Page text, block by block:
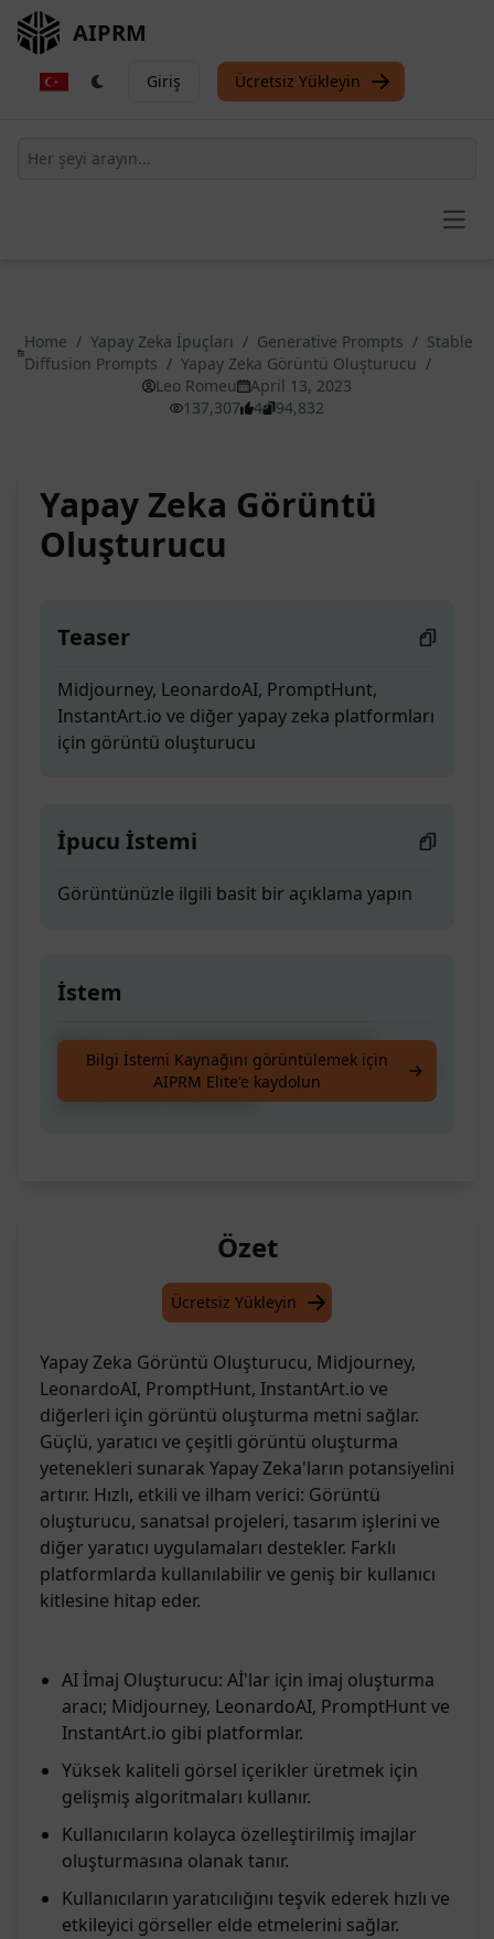
AIPRM
Giriş Ücretsiz Yükleyin
Home / Yapay Zeka İpuçları / Generative Prompts / Stable
Diffusion Prompts / Yapay Zeka Görüntü Oluşturucu /
Leo Romeu
April 13, 2023
137,307
4 94,832
Yapay Zeka Görüntü
Oluşturucu
Teaser
Midjourney, LeonardoAI, PromptHunt,
InstantArt.io ve diğer yapay zeka platformları
için görüntü oluşturucu
İpucu İstemi
Görüntünüzle ilgili basit bir açıklama yapın
İstem
Midjourney, LeonardoAI, PromptHunt,
InstantArt.io ve diğer yapay zeka platformları
için görüntü oluşturucu
Bilgi İstemi Kaynağını görüntülemek için
AIPRM Elite'e kaydolun
Özet
Ücretsiz Yükleyin
Yapay Zeka Görüntü Oluşturucu, Midjourney,
LeonardoAI, PromptHunt, InstantArt.io ve
diğerleri için görüntü oluşturma metni sağlar.
Güçlü, yaratıcı ve çeşitli görüntü oluşturma
yetenekleri sunarak Yapay Zeka'ların potansiyelini
artırır. Hızlı, etkili ve ilham verici: Görüntü
oluşturucu, sanatsal projeleri, tasarım işlerini ve
diğer yaratıcı uygulamaları destekler. Farklı
platformlarda kullanılabilir ve geniş bir kullanıcı
kitlesine hitap eder.
AI İmaj Oluşturucu: Aİ'lar için imaj oluşturma
aracı; Midjourney, LeonardoAI, PromptHunt ve
InstantArt.io gibi platformlar.
Yüksek kaliteli görsel içerikler üretmek için
gelişmiş algoritmaları kullanır.
Kullanıcıların kolayca özelleştirilmiş imajlar
oluşturmasına olanak tanır.
Kullanıcıların yaratıcılığını teşvik ederek hızlı ve
etkileyici görseller elde etmelerini sağlar.